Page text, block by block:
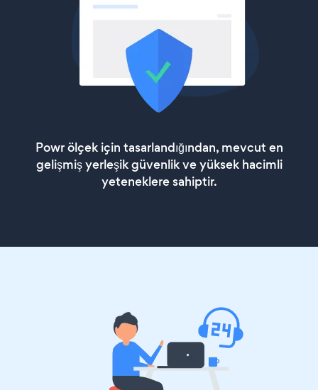
Powr ölçek için tasarlandığından, mevcut en
gelişmiş yerleşik güvenlik ve yüksek hacimli
yeteneklere sahiptir.